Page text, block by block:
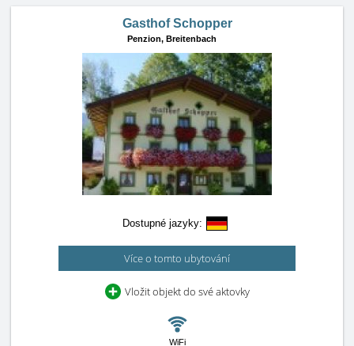
Gasthof Schopper
Penzion, Breitenbach
Dostupné jazyky:
Více o tomto ubytování
Vložit objekt do své aktovky
WiFi